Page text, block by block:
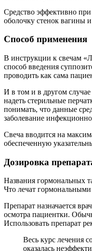
Средство эффективно
оболочку стенок вагины
Способ применения
В инструкции к свечам
способ введения
проводить как сама
И в том и в другом случае
надеть стерильные
понимать, что данные
заболевание
Свеча вводится на
обеспеченную
Дозировка
Названия гормональных
Что лечат гормональными
Препарат назначается
осмотра пациентки.
Использовать препарат
Весь курс лечения
оказалась